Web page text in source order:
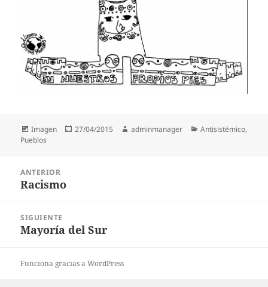
Formato
Imagen
Publicado
27/04/2015 Autor
adminmanager Categorías
Antisistémico,
Pueblos
entradas
ANTERIOR
Entrada
Racismo
SIGUIENTE
Entrada
Mayoría del Sur
Funciona gracias a WordPress